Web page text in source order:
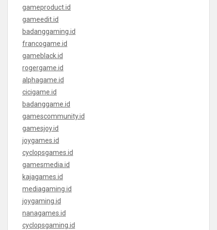
gameproduct.id
gameedit.id
badanggaming.id
francogame.id
gameblack.id
rogergame.id
alphagame.id
cicigame.id
badanggame.id
gamescommunity.id
gamesjoy.id
joygames.id
cyclopsgames.id
gamesmedia.id
kajagames.id
mediagaming.id
joygaming.id
nanagames.id
cyclopsgaming.id